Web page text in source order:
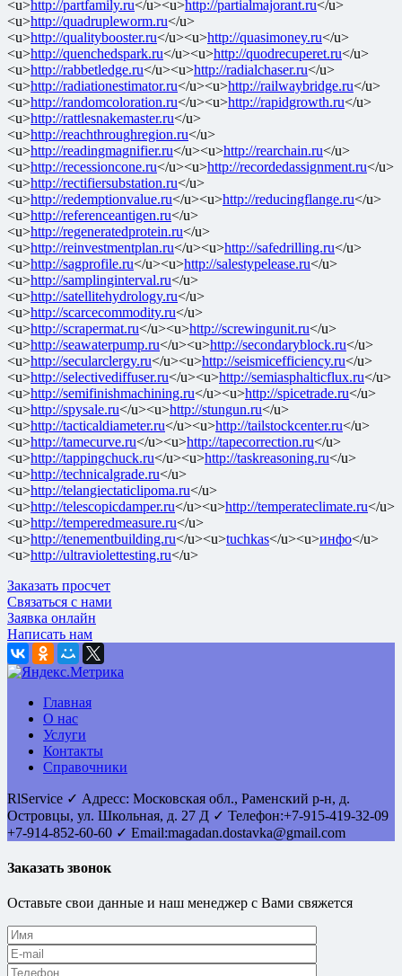
<u>http://partfamily.ru</u><u>http://partialmajorant.ru</u>
<u>http://quadrupleworm.ru</u>
<u>http://qualitybooster.ru</u><u>http://quasimoney.ru</u>
<u>http://quenchedspark.ru</u><u>http://quodrecuperet.ru</u>
<u>http://rabbetledge.ru</u><u>http://radialchaser.ru</u>
<u>http://radiationestimator.ru</u><u>http://railwaybridge.ru</u>
<u>http://randomcoloration.ru</u><u>http://rapidgrowth.ru</u>
<u>http://rattlesnakemaster.ru</u>
<u>http://reachthroughregion.ru</u>
<u>http://readingmagnifier.ru</u><u>http://rearchain.ru</u>
<u>http://recessioncone.ru</u><u>http://recordedassignment.ru</u>
<u>http://rectifiersubstation.ru</u>
<u>http://redemptionvalue.ru</u><u>http://reducingflange.ru</u>
<u>http://referenceantigen.ru</u>
<u>http://regeneratedprotein.ru</u>
<u>http://reinvestmentplan.ru</u><u>http://safedrilling.ru</u>
<u>http://sagprofile.ru</u><u>http://salestypelease.ru</u>
<u>http://samplinginterval.ru</u>
<u>http://satellitehydrology.ru</u>
<u>http://scarcecommodity.ru</u>
<u>http://scrapermat.ru</u><u>http://screwingunit.ru</u>
<u>http://seawaterpump.ru</u><u>http://secondaryblock.ru</u>
<u>http://secularclergy.ru</u><u>http://seismicefficiency.ru</u>
<u>http://selectivediffuser.ru</u><u>http://semiasphalticflux.ru</u>
<u>http://semifinishmachining.ru</u><u>http://spicetrade.ru</u>
<u>http://spysale.ru</u><u>http://stungun.ru</u>
<u>http://tacticaldiameter.ru</u><u>http://tailstockcenter.ru</u>
<u>http://tamecurve.ru</u><u>http://tapecorrection.ru</u>
<u>http://tappingchuck.ru</u><u>http://taskreasoning.ru</u>
<u>http://technicalgrade.ru</u>
<u>http://telangiectaticlipoma.ru</u>
<u>http://telescopicdamper.ru</u><u>http://temperateclimate.ru</u>
<u>http://temperedmeasure.ru</u>
<u>http://tenementbuilding.ru</u><u>tuchkas</u><u>инфо</u>
<u>http://ultraviolettesting.ru</u>
Заказать просчет
Связаться с нами
Заявка онлайн
Написать нам
Главная
О нас
Услуги
Контакты
Справочники
RlService ✓ Адресс: Московская обл., Раменский р-н, д.
Островцы, ул. Школьная, д. 27 Д ✓ Телефон:+7-915-419-32-09
+7-914-852-60-60 ✓ Email:magadan.dostavka@gmail.com
Заказать звонок
Оставьте свои данные и наш менеджер с Вами свяжется